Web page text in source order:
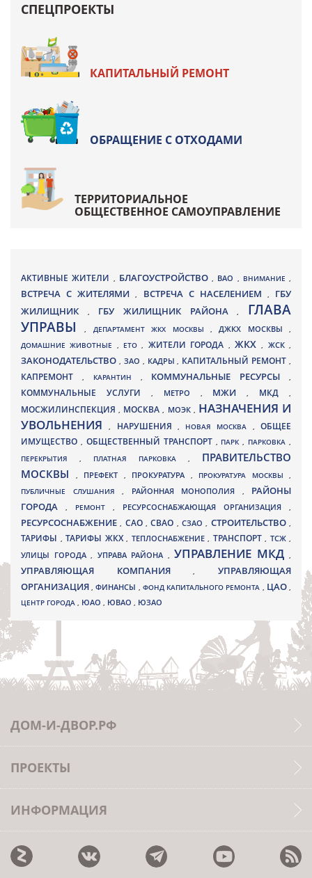
СПЕЦПРОЕКТЫ
КАПИТАЛЬНЫЙ РЕМОНТ
ОБРАЩЕНИЕ С ОТХОДАМИ
ТЕРРИТОРИАЛЬНОЕ
ОБЩЕСТВЕННОЕ САМОУПРАВЛЕНИЕ
АКТИВНЫЕ ЖИТЕЛИ , БЛАГОУСТРОЙСТВО , ВАО , ВНИМАНИЕ ,
ВСТРЕЧА С ЖИТЕЛЯМИ, ВСТРЕЧА С НАСЕЛЕНИЕМ , ГБУ
ЖИЛИЩНИК
, ГБУ ЖИЛИЩНИК РАЙОНА, ГЛАВА
УПРАВЫ, ДЕПАРТАМЕНТ ЖКХ МОСКВЫ ,ДЖКХ МОСКВЫ ,
ДОМАШНИЕ ЖИВОТНЫЕ , ЕТО, ЖИТЕЛИ ГОРОДА , ЖКХ, ЖСК,
ЗАКОНОДАТЕЛЬСТВО , ЗАО , КАДРЫ, КАПИТАЛЬНЫЙ РЕМОНТ ,
КАПРЕМОНТ , КАРАНТИН , КОММУНАЛЬНЫЕ РЕСУРСЫ,
КОММУНАЛЬНЫЕ УСЛУГИ , МЕТРО , МЖИ, МКД ,
МОСЖИЛИНСПЕКЦИЯ, МОСКВА , МОЭК , НАЗНАЧЕНИЯ И
УВОЛЬНЕНИЯ, НАРУШЕНИЯ , НОВАЯ МОСКВА ,ОБЩЕЕ
ИМУЩЕСТВО , ОБЩЕСТВЕННЫЙ ТРАНСПОРТ , ПАРК, ПАРКОВКА ,
ПЕРЕКРЫТИЯ , ПЛАТНАЯ ПАРКОВКА , ПРАВИТЕЛЬСТВО
МОСКВЫ
, ПРЕФЕКТ , ПРОКУРАТУРА , ПРОКУРАТУРА МОСКВЫ ,
ПУБЛИЧНЫЕ СЛУШАНИЯ , РАЙОННАЯ МОНОПОЛИЯ , РАЙОНЫ
ГОРОДА
, РЕМОНТ , РЕСУРСОСНАБЖАЮЩАЯ ОРГАНИЗАЦИЯ ,
РЕСУРСОСНАБЖЕНИЕ, САО,СВАО ,СЗАО, СТРОИТЕЛЬСТВО,
ТАРИФЫ , ТАРИФЫ ЖКХ , ТЕПЛОСНАБЖЕНИЕ , ТРАНСПОРТ , ТСЖ ,
УЛИЦЫ ГОРОДА , УПРАВА РАЙОНА , УПРАВЛЕНИЕ МКД ,
УПРАВЛЯЮЩАЯ КОМПАНИЯ,УПРАВЛЯЮЩАЯ
ОРГАНИЗАЦИЯ,ФИНАНСЫ , ФОНД КАПИТАЛЬНОГО РЕМОНТА , ЦАО,
ЦЕНТР ГОРОДА , ЮАО , ЮВАО , ЮЗАО
ДОМ-И-ДВОР.РФ
ПРОЕКТЫ
ИНФОРМАЦИЯ